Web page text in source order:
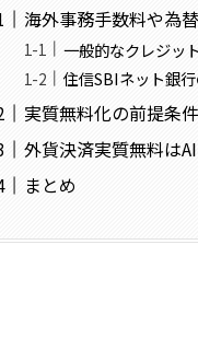
海外事務手数料や為
一般的なクレジッ
住信SBIネット銀
実質無料化の前提条件
外貨決済実質無料は
まとめ